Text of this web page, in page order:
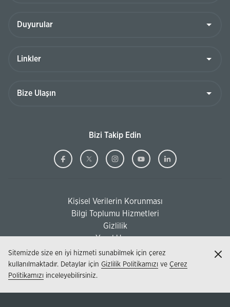
Bizi Takip Edin
Ziraat
(Bu
pencerede
açılacaktır)
Ziraat
(Bu
pencerede
açılacaktır)
Ziraat
(Bu
pencerede
açılacaktır)
Ziraat
(Bu
pencerede
Ziraat
(Bu
Kişisel Verilerin Korunması
(Bu sayfa yeni pencerede açılacaktır)
Bilgi Toplumu Hizmetleri
(Bu sayfa yeni pencerede açılacaktır)
Gizlilik
Yasal Uyarı
Sitemizde size en iyi hizmeti sunabilmek için çerez
kullanılmaktadır. Detaylar için Gizlilik Politikamızı ve Çerez
Politikamızı inceleyebilirsiniz.